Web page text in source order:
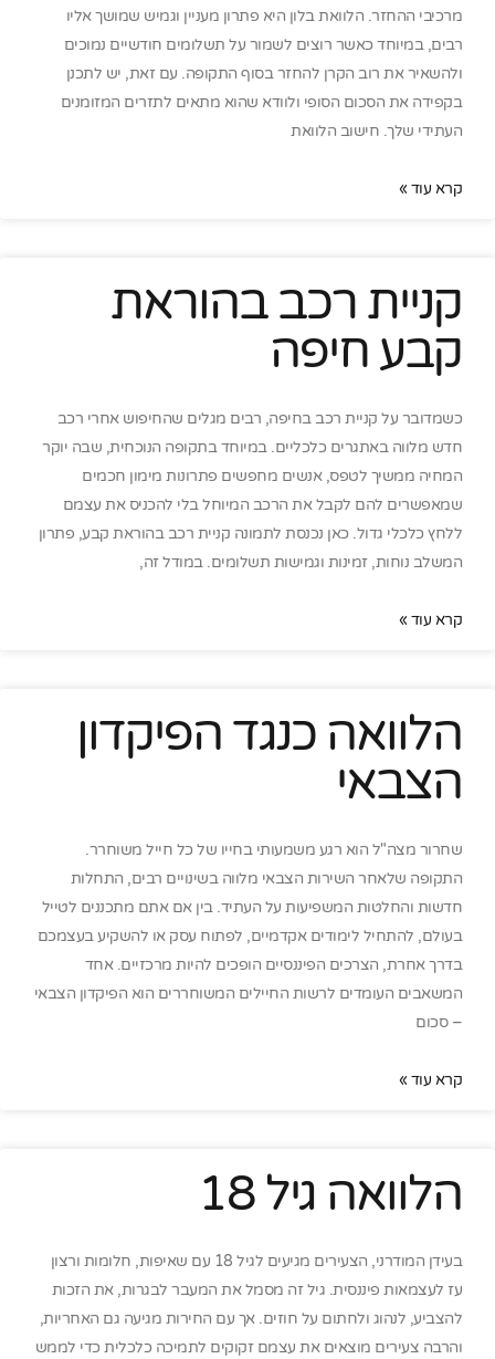
מרכיבי ההחזר. הלוואת בלון היא פתרון מעניין וגמיש שמושך אליו
רבים, במיוחד כאשר רוצים לשמור על תשלומים חודשיים נמוכים
ולהשאיר את רוב הקרן להחזר בסוף התקופה. עם זאת, יש לתכנן
בקפידה את הסכום הסופי ולוודא שהוא מתאים לתזרים המזומנים
העתידי שלך. חישוב הלוואת
קרא עוד »
קניית רכב בהוראת
קבע חיפה
כשמדובר על קניית רכב בחיפה, רבים מגלים שהחיפוש אחרי רכב
חדש מלווה באתגרים כלכליים. במיוחד בתקופה הנוכחית, שבה יוקר
המחיה ממשיך לטפס, אנשים מחפשים פתרונות מימון חכמים
שמאפשרים להם לקבל את הרכב המיוחל בלי להכניס את עצמם
ללחץ כלכלי גדול. כאן נכנסת לתמונה קניית רכב בהוראת קבע, פתרון
המשלב נוחות, זמינות וגמישות תשלומים. במודל זה,
קרא עוד »
הלוואה כנגד הפיקדון
הצבאי
שחרור מצה"ל הוא רגע משמעותי בחייו של כל חייל משוחרר.
התקופה שלאחר השירות הצבאי מלווה בשינויים רבים, התחלות
חדשות והחלטות המשפיעות על העתיד. בין אם אתם מתכננים לטייל
בעולם, להתחיל לימודים אקדמיים, לפתוח עסק או להשקיע בעצמכם
בדרך אחרת, הצרכים הפיננסיים הופכים להיות מרכזיים. אחד
המשאבים העומדים לרשות החיילים המשוחררים הוא הפיקדון הצבאי
– סכום
קרא עוד »
הלוואה גיל 18
בעידן המודרני, הצעירים מגיעים לגיל 18 עם שאיפות, חלומות ורצון
עז לעצמאות פיננסית. גיל זה מסמל את המעבר לבגרות, את הזכות
להצביע, לנהוג ולחתום על חוזים. אך עם החירות מגיעה גם האחריות,
והרבה צעירים מוצאים את עצמם זקוקים לתמיכה כלכלית כדי לממש